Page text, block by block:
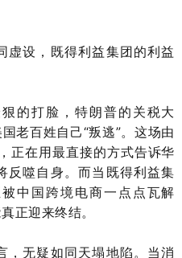
虚设，既得利益集团的利益
的打脸，特朗普的关税大
老百姓自己“叛逃”。这场由
正在用最直接的方式告诉华
反噬自身。而当既得利益集
中国跨境电商一点点瓦解
正迎来终结。
，无疑如同天塌地陷。当消